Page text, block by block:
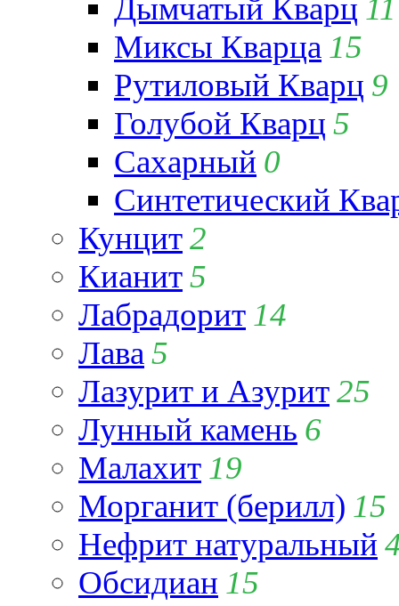
Дымчатый Кварц 11
Миксы Кварца 15
Рутиловый Кварц 9
Голубой Кварц 5
Сахарный 0
Синтетический
Кунцит2
Кианит5
Лабрадорит 14
Лава 5
Лазурит и Азурит25
Лунный камень 6
Малахит 19
Морганит (берилл) 15
Нефрит натуральный
Обсидиан 15